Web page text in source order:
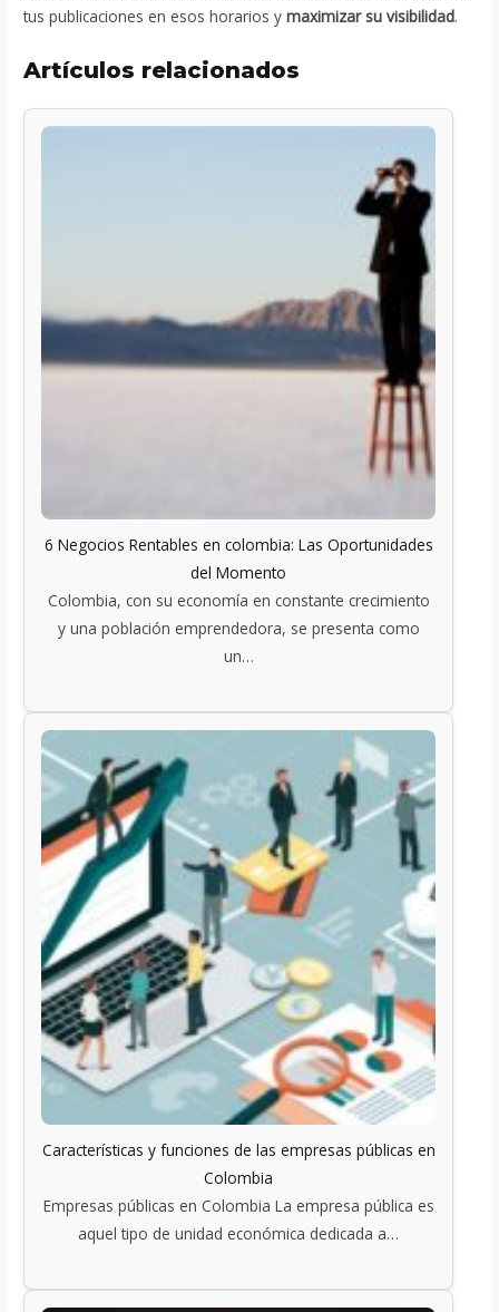
tus publicaciones en esos horarios ymaximizar su visibilidad.
Artículos relacionados
6 Negocios Rentables en colombia: Las Oportunidades
del Momento
Colombia, con su economía en constante crecimiento
y una población emprendedora, se presenta como
un…
Características y funciones de las empresas públicas en
Colombia
Empresas públicas en Colombia La empresa pública es
aquel tipo de unidad económica dedicada a…